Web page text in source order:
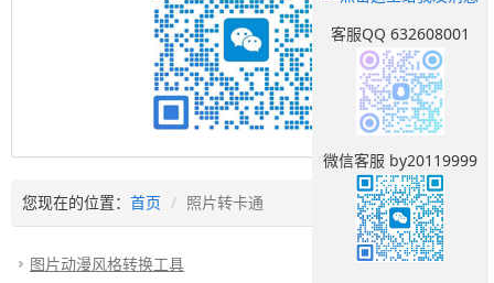
您现在的位置： 首页 照片转卡通
图片动漫风格转换工具
客服QQ 632608001
微信客服 by20119999